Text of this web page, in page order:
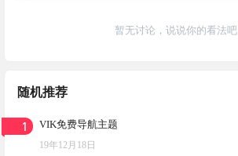
暂无讨论，说说你的看法吧
随机推荐
1 VIK免费导航主题
19年12月18日